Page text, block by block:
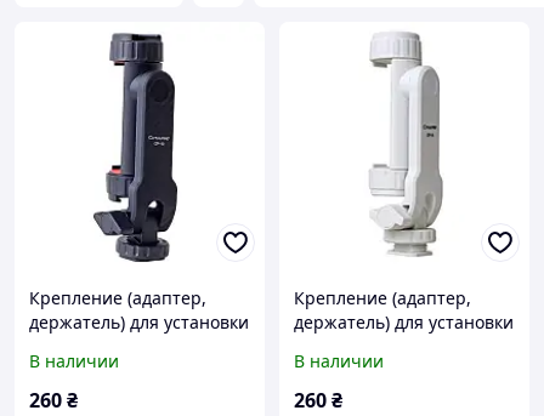
Крепление (адаптер,
держатель) для установки
монопод, штатив -
вращающийся CimaPro
В наличии
260₴
Крепление (адаптер,
держатель) для установки
монопод, штатив -
вращающийся CimaPro
В наличии
260₴